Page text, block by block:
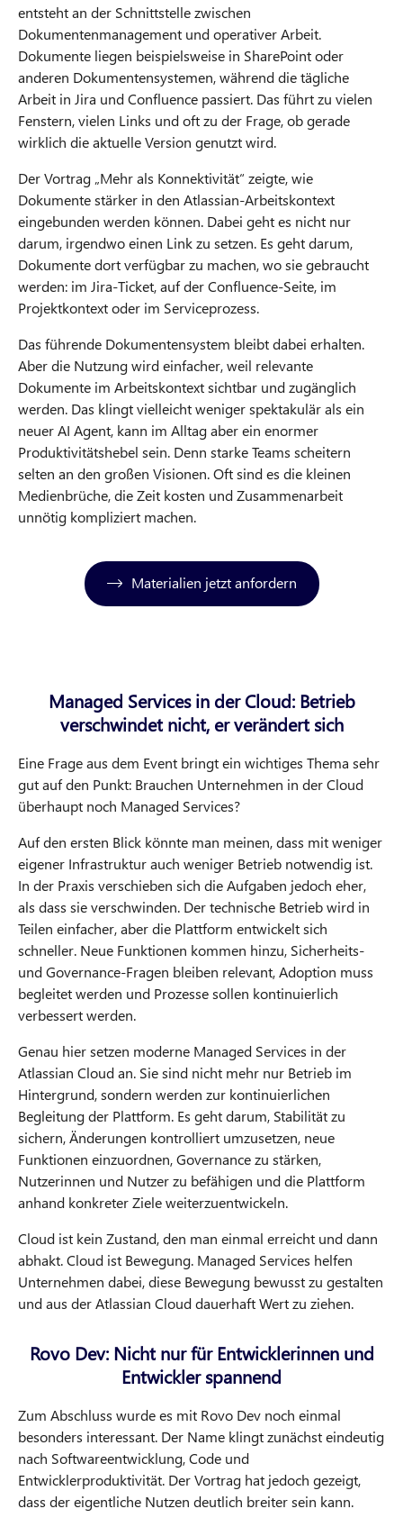
entsteht an der Schnittstelle zwischen
Dokumentenmanagement und operativer Arbeit.
Dokumente liegen beispielsweise in SharePoint oder
anderen Dokumentensystemen, während die tägliche
Arbeit in Jira und Confluence passiert. Das führt zu vielen
Fenstern, vielen Links und oft zu der Frage, ob gerade
wirklich die aktuelle Version genutzt wird.
Der Vortrag „Mehr als Konnektivität“ zeigte, wie
Dokumente stärker in den Atlassian-Arbeitskontext
eingebunden werden können. Dabei geht es nicht nur
darum, irgendwo einen Link zu setzen. Es geht darum,
Dokumente dort verfügbar zu machen, wo sie gebraucht
werden: im Jira-Ticket, auf der Confluence-Seite, im
Projektkontext oder im Serviceprozess.
Das führende Dokumentensystem bleibt dabei erhalten.
Aber die Nutzung wird einfacher, weil relevante
Dokumente im Arbeitskontext sichtbar und zugänglich
werden. Das klingt vielleicht weniger spektakulär als ein
neuer AI Agent, kann im Alltag aber ein enormer
Produktivitätshebel sein. Denn starke Teams scheitern
selten an den großen Visionen. Oft sind es die kleinen
Medienbrüche, die Zeit kosten und Zusammenarbeit
unnötig kompliziert machen.
Materialien jetzt anfordern
Managed Services in der Cloud: Betrieb
verschwindet nicht, er verändert sich
Eine Frage aus dem Event bringt ein wichtiges Thema sehr
gut auf den Punkt: Brauchen Unternehmen in der Cloud
überhaupt noch Managed Services?
Auf den ersten Blick könnte man meinen, dass mit weniger
eigener Infrastruktur auch weniger Betrieb notwendig ist.
In der Praxis verschieben sich die Aufgaben jedoch eher,
als dass sie verschwinden. Der technische Betrieb wird in
Teilen einfacher, aber die Plattform entwickelt sich
schneller. Neue Funktionen kommen hinzu, Sicherheits-
und Governance-Fragen bleiben relevant, Adoption muss
begleitet werden und Prozesse sollen kontinuierlich
verbessert werden.
Genau hier setzen moderne Managed Services in der
Atlassian Cloud an. Sie sind nicht mehr nur Betrieb im
Hintergrund, sondern werden zur kontinuierlichen
Begleitung der Plattform. Es geht darum, Stabilität zu
sichern, Änderungen kontrolliert umzusetzen, neue
Funktionen einzuordnen, Governance zu stärken,
Nutzerinnen und Nutzer zu befähigen und die Plattform
anhand konkreter Ziele weiterzuentwickeln.
Cloud ist kein Zustand, den man einmal erreicht und dann
abhakt. Cloud ist Bewegung. Managed Services helfen
Unternehmen dabei, diese Bewegung bewusst zu gestalten
und aus der Atlassian Cloud dauerhaft Wert zu ziehen.
Rovo Dev: Nicht nur für Entwicklerinnen und
Entwickler spannend
Zum Abschluss wurde es mit Rovo Dev noch einmal
besonders interessant. Der Name klingt zunächst eindeutig
nach Softwareentwicklung, Code und
Entwicklerproduktivität. Der Vortrag hat jedoch gezeigt,
dass der eigentliche Nutzen deutlich breiter sein kann.